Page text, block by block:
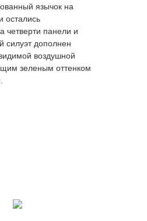
язычок на
остались
четверти панели и
силуэт дополнен
воздушной
зеленым оттенком